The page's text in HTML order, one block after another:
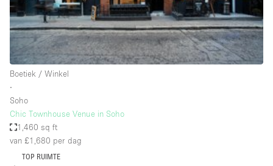
Type ruimte
Advertentieruimte
Atelier / Werkplaats
Boetiek / Winkel
Boot
Boetiek / Winkel
∙
Soho
Chic Townhouse Venue in Soho
1,460 sq ft
van £1,680 per dag
TOP RUIMTE